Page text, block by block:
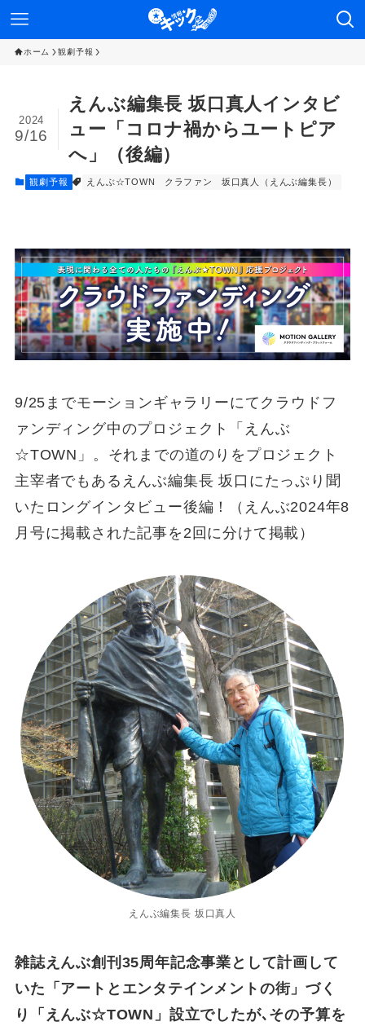
ホーム 観劇予報
えんぶ編集長 坂口真人インタビ
ュー「コロナ禍からユートピア
へ」（後編）
2024
9/16
観劇予報 えんぶ☆TOWN クラファン 坂口真人（えんぶ編集長）
9/25までモーションギャラリーにてクラウドフ
ァンディング中のプロジェクト「えんぶ
☆TOWN」。それまでの道のりをプロジェクト
主宰者でもあるえんぶ編集長 坂口にたっぷり聞
いたロングインタビュー後編！（えんぶ2024年8
月号に掲載された記事を2回に分けて掲載）
えんぶ編集長 坂口真人
雑誌えんぶ創刊35周年記念事業として計画して
いた「アートとエンタテインメントの街」づく
り「えんぶ☆TOWN」設立でしたが､その予算を